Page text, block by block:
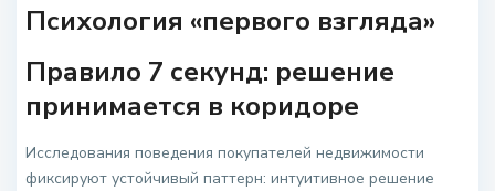
Психология «первого взгляда»
Правило 7 секунд: решение
принимается в коридоре
Исследования поведения покупателей недвижимости
фиксируют устойчивый паттерн: интуитивное решение